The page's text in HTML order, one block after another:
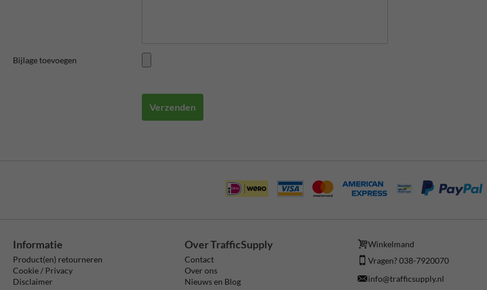
Bijlage toevoegen
Verzenden
Informatie
Product(en) retourneren
Cookie / Privacy
Disclaimer
Over TrafficSupply
Contact
Over ons
Nieuws en Blog
Winkelmand
Vragen? 038-7920070
info@trafficsupply.nl